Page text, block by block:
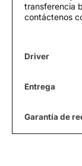
Piezas
Peso:~125 gr
transferencia
contáctenos
Driver
Entrega
Garantía de